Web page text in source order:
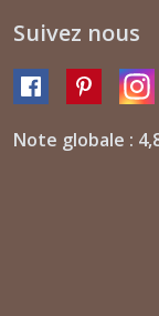
Suivez nous
Note globale :